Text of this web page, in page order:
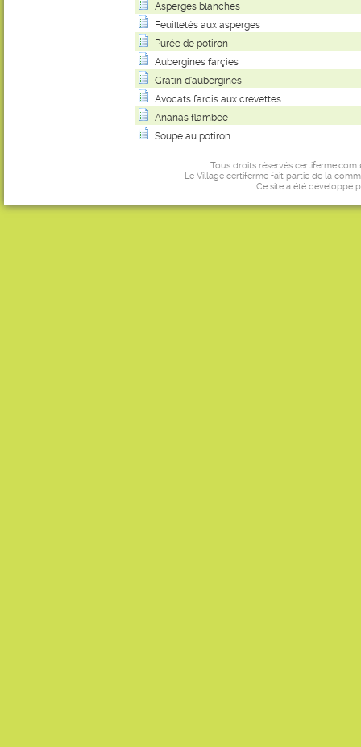
Asperges blanches
Feuilletés aux asperges
Purée de potiron
Aubergines farçies
Gratin d'aubergines
Avocats farcis aux crevettes
Ananas flambée
Soupe au potiron
Tous droits réservés certiferme.com
Le Village certiferme fait partie de la
Ce site a été développé